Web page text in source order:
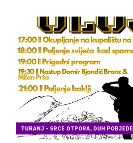
TURANJ - SRCE OTPORA, DUH POBJEDE